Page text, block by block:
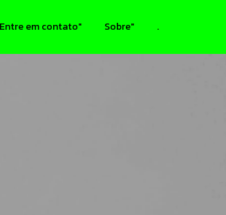
Entre em contato" Sobre" .